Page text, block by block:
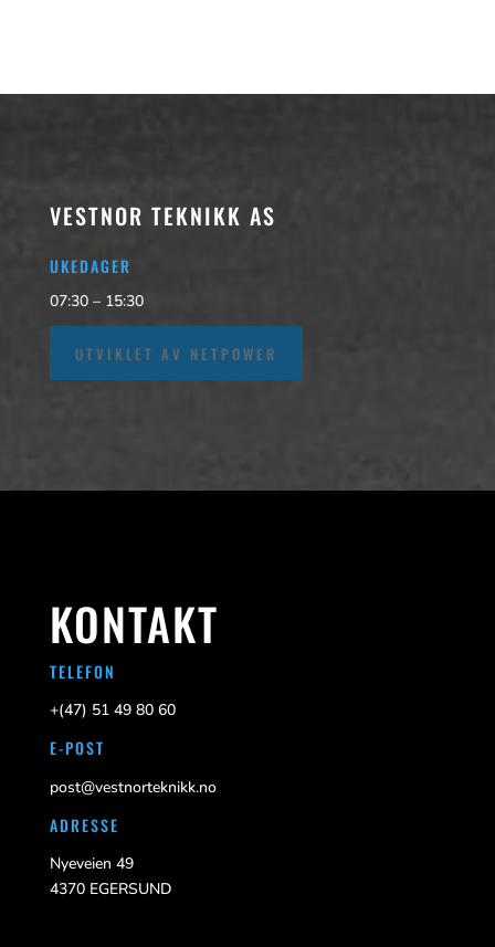
VESTNOR TEKNIKK AS
UKEDAGER
07:30 – 15:30
UTVIKLET AV NETPOWER
KONTAKT
TELEFON
+(47) 51 49 80 60
E-POST
post@vestnorteknikk.no
ADRESSE
Nyeveien 49
4370 EGERSUND